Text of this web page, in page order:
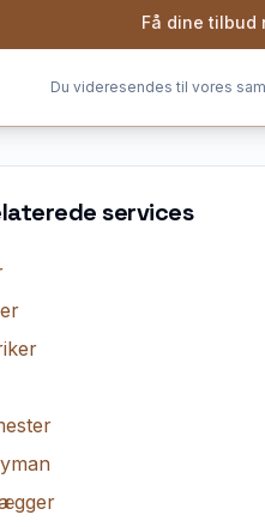
Få dine tilbud
Du videresendes til vores
services